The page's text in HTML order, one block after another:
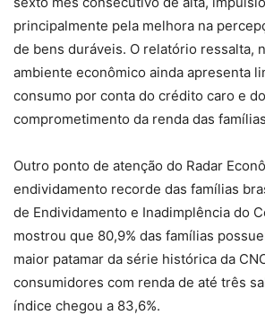
principalmente pela melhora na
de bens duráveis. O relatório ressalta,
ambiente econômico ainda apresenta
consumo por conta do crédito caro e
comprometimento da renda das
Outro ponto de atenção do Radar
endividamento recorde das famílias
de Endividamento e Inadimplência do
mostrou que 80,9% das famílias
maior patamar da série histórica da
consumidores com renda de até três
índice chegou a 83,6%.